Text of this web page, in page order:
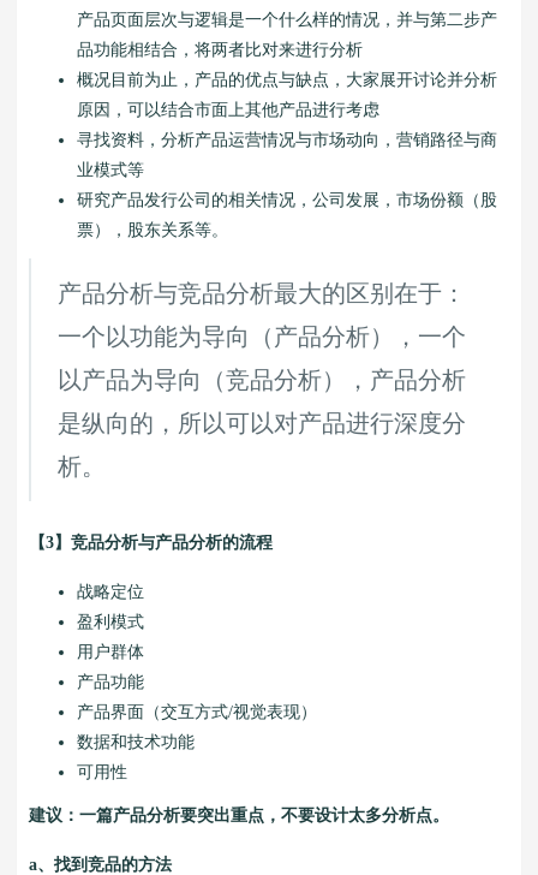
产品页面层次与逻辑是一个什么样的情况，并与第二步产
品功能相结合，将两者比对来进行分析
概况目前为止，产品的优点与缺点，大家展开讨论并分析
原因，可以结合市面上其他产品进行考虑
寻找资料，分析产品运营情况与市场动向，营销路径与商
业模式等
研究产品发行公司的相关情况，公司发展，市场份额（股
票），股东关系等。
产品分析与竞品分析最大的区别在于：
一个以功能为导向（产品分析），一个
以产品为导向（竞品分析），产品分析
是纵向的，所以可以对产品进行深度分
析。
【3】竞品分析与产品分析的流程
战略定位
盈利模式
用户群体
产品功能
产品界面（交互方式/视觉表现）
数据和技术功能
可用性
建议：一篇产品分析要突出重点，不要设计太多分析点。
a、找到竞品的方法